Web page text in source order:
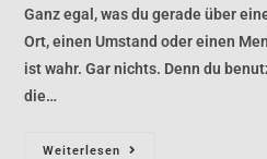
Ganz egal, was du gerade über
Ort, einen Umstand oder einen
ist wahr. Gar nichts. Denn du
die…
Weiterlesen